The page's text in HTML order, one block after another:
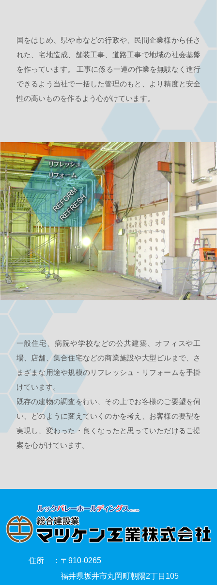
国をはじめ、県や市などの行政や、民間企業様から任さ
れた、宅地造成、舗装工事、道路工事で地域の社会基盤
を作っています。 工事に係る一連の作業を無駄なく進行
できるよう当社で一括した管理のもと、より精度と安全
性の高いものを作るよう心がけています。
一般住宅、病院や学校などの公共建築、オフィスや工
場、店舗、集合住宅などの商業施設や大型ビルまで、さ
まざまな用途や規模のリフレッシュ・リフォームを手掛
けています。
既存の建物の調査を行い、その上でお客様のご要望を伺
い、どのように変えていくのかを考え、お客様の要望を
実現し、変わった・良くなったと思っていただけるご提
案を心がけています。
住所
〒910-0265
福井県坂井市丸岡町朝陽2丁目105